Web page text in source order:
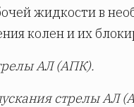
жидкости в
колен и их
АЛ (АПК).
стрелы АЛ